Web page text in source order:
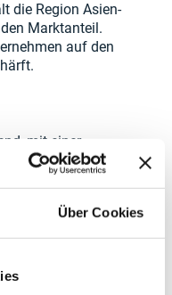
Über Cookies
die Region Asien-
Marktanteil.
auf den
mit einer
bis 2033, laut
mit den größten
Nachhaltigkeit und